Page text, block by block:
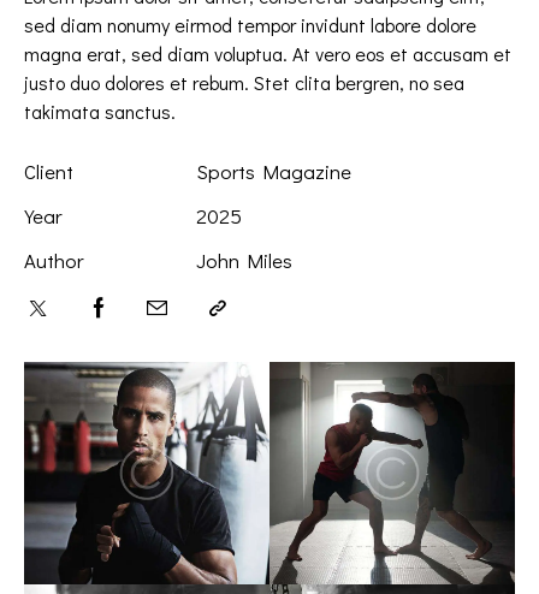
sed diam nonumy eirmod tempor invidunt labore dolore
magna erat, sed diam voluptua. At vero eos et accusam et
justo duo dolores et rebum. Stet clita bergren, no sea
takimata sanctus.
Client
Sports Magazine
Year
2025
Author
John Miles